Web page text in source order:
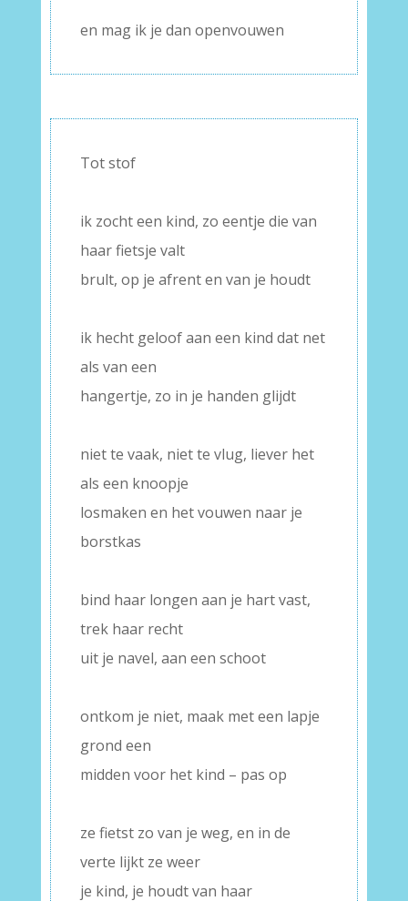
en mag ik je dan openvouwen
Tot stof
ik zocht een kind, zo eentje die van
haar fietsje valt
brult, op je afrent en van je houdt
ik hecht geloof aan een kind dat net
als van een
hangertje, zo in je handen glijdt
niet te vaak, niet te vlug, liever het
als een knoopje
losmaken en het vouwen naar je
borstkas
bind haar longen aan je hart vast,
trek haar recht
uit je navel, aan een schoot
ontkom je niet, maak met een lapje
grond een
midden voor het kind – pas op
ze fietst zo van je weg, en in de
verte lijkt ze weer
je kind, je houdt van haar